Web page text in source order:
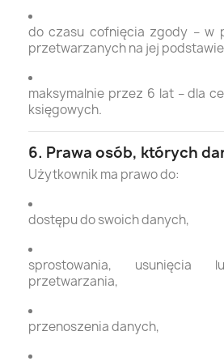
do czasu cofnięcia zgody – w
przetwarzanych na jej
maksymalnie przez 6 lat – dla
księgowych.
6. Prawa osób, których
Użytkownik ma prawo do:
dostępu do swoich danych,
sprostowania, usunięcia
przetwarzania,
przenoszenia danych,